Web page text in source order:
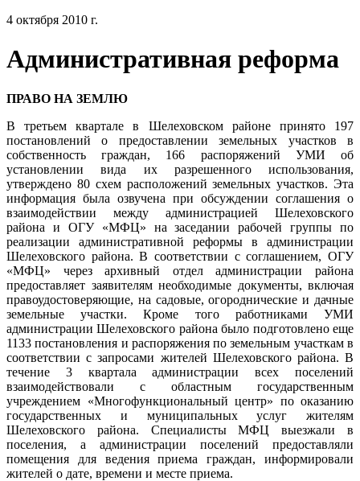
4 октября 2010 г.
Административная реформа
ПРАВО НА ЗЕМЛЮ
В третьем квартале в Шелеховском районе принято 197
постановлений о предоставлении земельных участков в
собственность граждан, 166 распоряжений УМИ об
установлении вида их разрешенного использования,
утверждено 80 схем расположений земельных участков. Эта
информация была озвучена при обсуждении соглашения о
взаимодействии между администрацией Шелеховского
района и ОГУ «МФЦ» на заседании рабочей группы по
реализации административной реформы в администрации
Шелеховского района. В соответствии с соглашением, ОГУ
«МФЦ» через архивный отдел администрации района
предоставляет заявителям необходимые документы, включая
правоудостоверяющие, на садовые, огороднические и дачные
земельные участки. Кроме того работниками УМИ
администрации Шелеховского района было подготовлено еще
1133 постановления и распоряжения по земельным участкам в
соответствии с запросами жителей Шелеховского района. В
течение 3 квартала администрации всех поселений
взаимодействовали с областным государственным
учреждением «Многофункциональный центр» по оказанию
государственных и муниципальных услуг жителям
Шелеховского района. Специалисты МФЦ выезжали в
поселения, а администрации поселений предоставляли
помещения для ведения приема граждан, информировали
жителей о дате, времени и месте приема.